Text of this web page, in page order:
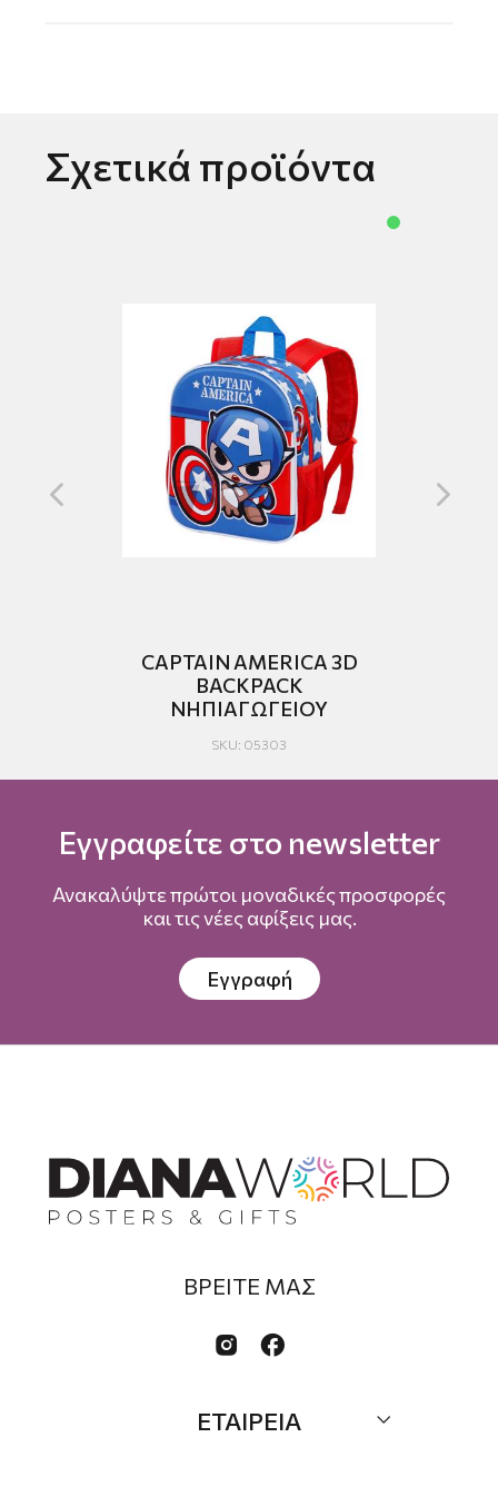
Σχετικά προϊόντα
CAPTAIN AMERICA 3D
BACKPACK
ΝΗΠΙΑΓΩΓΕΙΟΥ
SKU: 05303
Εγγραφείτε στο newsletter
Ανακαλύψτε πρώτοι μοναδικές προσφορές
και τις νέες αφίξεις μας.
Εγγραφή
ΒΡΕΙΤΕ ΜΑΣ
 
ΕΤΑΙΡΕΙΑ